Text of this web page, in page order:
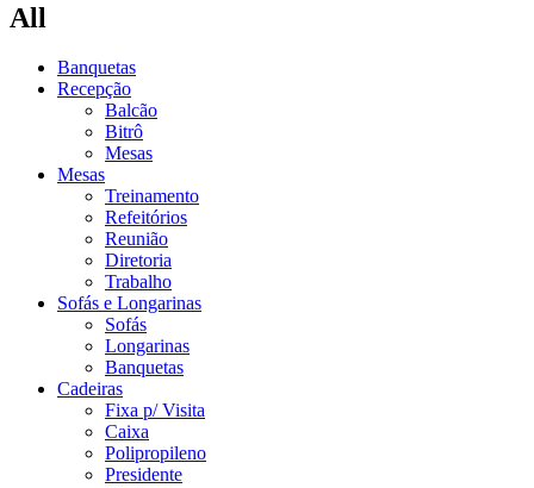
All
Banquetas
Recepção
Balcão
Bitrô
Mesas
Mesas
Treinamento
Refeitórios
Reunião
Diretoria
Trabalho
Sofás e Longarinas
Sofás
Longarinas
Banquetas
Cadeiras
Fixa p/ Visita
Caixa
Polipropileno
Presidente